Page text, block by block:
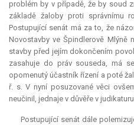
problém by v případě, že by soud
základě žaloby proti správnímu
Postupující senát má za to, že
Novostavby ve Špindlerově Mlýně
stavby před jejím dokončením
zasahuje do práv souseda, má
opomenutý účastník řízení a poté
ř. s. V nyní posuzované věci
neučinil, jednaje v důvěře v
Postupující senát dále